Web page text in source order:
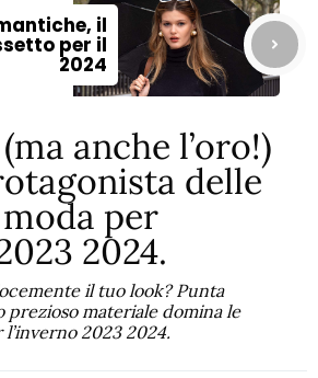
il
per il
2024
anche l’oro!)
delle
per
2024.
il tuo look? Punta
prezioso materiale domina le
2023 2024.